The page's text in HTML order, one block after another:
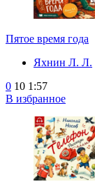
Пятое время года
Яхнин Л. Л.
0 10 1:57
В избранное